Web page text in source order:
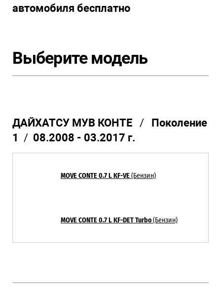
автомобиля бесплатно
Выберите модель
ДАЙХАТСУ МУВ КОНТЕ /
Поколение
1 / 08.2008 - 03.2017 г.
MOVE CONTE 0.7 LKF-VE(Бензин)
MOVE CONTE 0.7 LKF-DET Turbo(Бензин)